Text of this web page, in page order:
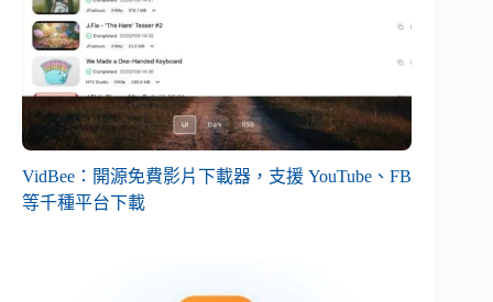
VidBee：開源免費影片下載器，支援 YouTube、FB
等千種平台下載